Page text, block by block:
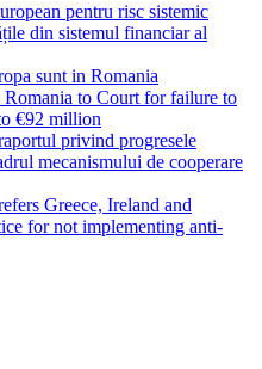
pentru risc sistemic
din sistemul financiar al
sunt in Romania
Romania to Court for failure to
€92 million
privind progresele
mecanismului de cooperare
Greece, Ireland and
for not implementing anti-